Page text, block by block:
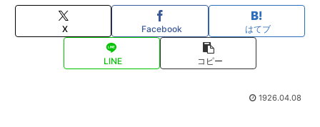
X Facebook はてブ
LINE コピー
1926.04.08